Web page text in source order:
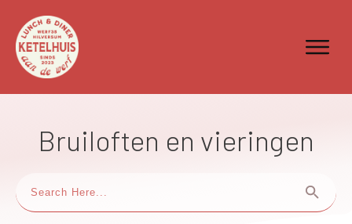
Bruiloften en vieringen